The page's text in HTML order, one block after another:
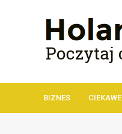
BIZNES CIEKAWE